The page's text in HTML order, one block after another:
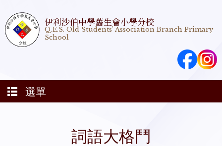
伊利沙伯中學舊生會小學分校
Q.E.S. Old Students' Association Branch Primary
School
選單
詞語大格鬥